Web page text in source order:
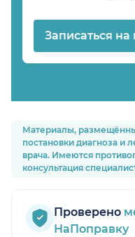
Записаться
Материалы,
постановки диагноза и
врача. Имеются
консультация
Проверено
НаПоправку